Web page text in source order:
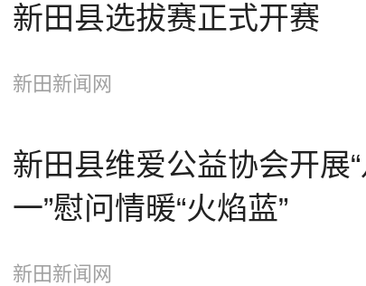
新田县选拔赛正式开赛
新田新闻网
新田县维爱公益协会开展“
一”慰问情暖“火焰蓝”
新田新闻网